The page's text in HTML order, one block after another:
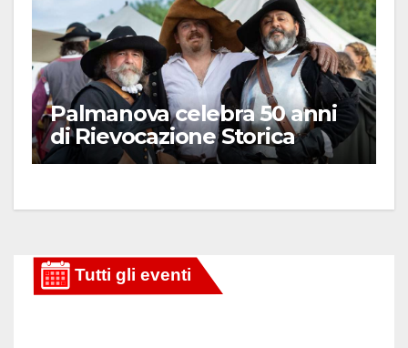
Palmanova celebra 50 anni
di Rievocazione Storica